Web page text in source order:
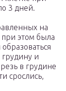
3 дней.
на
при этом была
и
в грудине
срослись,